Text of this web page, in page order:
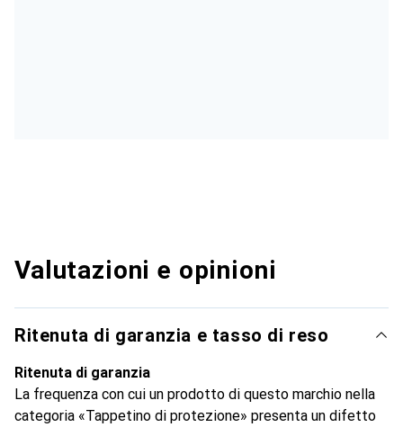
Valutazioni e opinioni
Ritenuta di garanzia e tasso di reso
Ritenuta di garanzia
La frequenza con cui un prodotto di questo marchio nella
categoria «Tappetino di protezione» presenta un difetto